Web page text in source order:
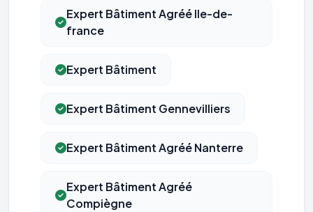
Expert Bâtiment Agréé Ile-de-
france
Expert Bâtiment
Expert Bâtiment Gennevilliers
Expert Bâtiment Agréé Nanterre
Expert Bâtiment Agréé
Compiègne